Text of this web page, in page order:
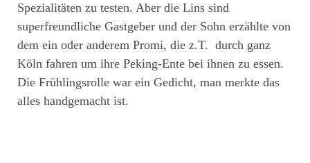
Spezialitäten zu testen. Aber die Lins sind
superfreundliche Gastgeber und der Sohn erzählte von
dem ein oder anderem Promi, die z.T. durch ganz
Köln fahren um ihre Peking-Ente bei ihnen zu essen.
Die Frühlingsrolle war ein Gedicht, man merkte das
alles handgemacht ist.